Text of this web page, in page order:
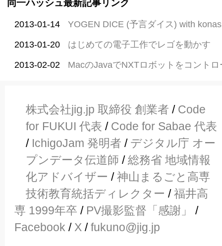
同一ハッシュ最新記事リンク
2013-01-14 YOGEN DICE (予言ダイス) with
2013-01-20 はじめての電子工作でレゴを動かす
2013-02-02 MacのJavaでNXTロボットをコントロ
株式会社jig.jp 取締役 創業者 / Code
for FUKUI 代表 / Code for Sabae 代表
/ IchigoJam 発明者 / デジタル庁 オー
プンデータ伝道師 /総務省 地域情報
化アドバイザー /神山まるごと高専
技術教育統括ディレクター /福井高
専 1999年卒 / PV撮影監督「感謝」
/
Facebook / X /fukuno@jig.jp